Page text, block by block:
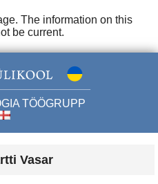
The information on this
be current.
TÖÖGRUPP
Vasar